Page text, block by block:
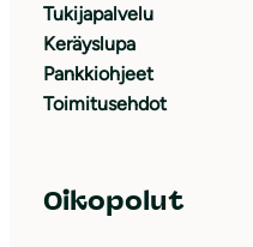
Tukijapalvelu
Keräyslupa
Pankkiohjeet
Toimitusehdot
Oikopolut